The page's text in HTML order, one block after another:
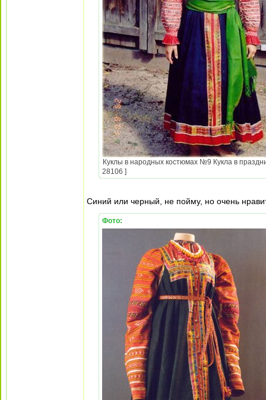
Куклы в народных костюмах №9 Кукла в
28106 ]
Синий или черный, не пойму, но очень
Фото: